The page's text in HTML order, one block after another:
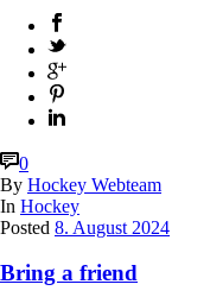
0
By Hockey Webteam
In Hockey
Posted 8. August 2024
Bring a friend